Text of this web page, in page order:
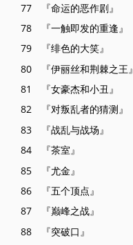
77 『命运的恶作剧』
78 『一触即发的重逢』
79 『绯色的大笑』
80 『伊丽丝和荆棘之王』
81 『女豪杰和小丑』
82 『对叛乱者的猜测』
83 『战乱与战场』
84 『茶室』
85 『尤金』
86 『五个顶点』
87 『巅峰之战』
88 『突破口』